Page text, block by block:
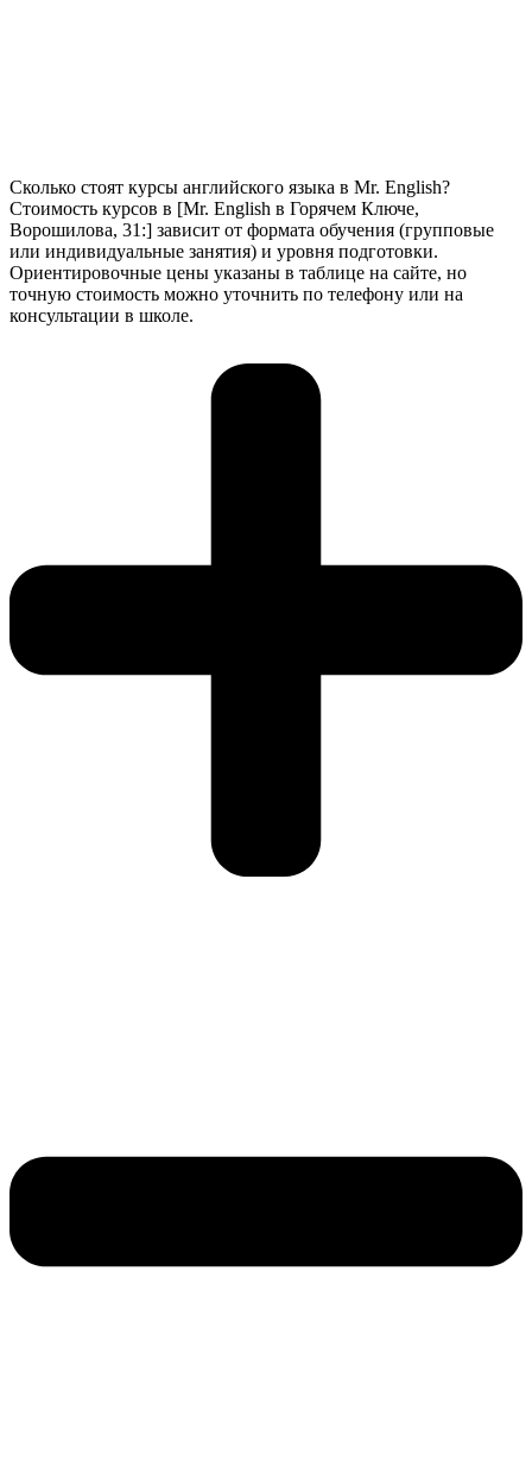
Сколько стоят курсы английского языка в Mr. English?
Стоимость курсов в [Mr. English в Горячем Ключе,
Ворошилова, 31:] зависит от формата обучения (групповые
или индивидуальные занятия) и уровня подготовки.
Ориентировочные цены указаны в таблице на сайте, но
точную стоимость можно уточнить по телефону или на
консультации в школе.